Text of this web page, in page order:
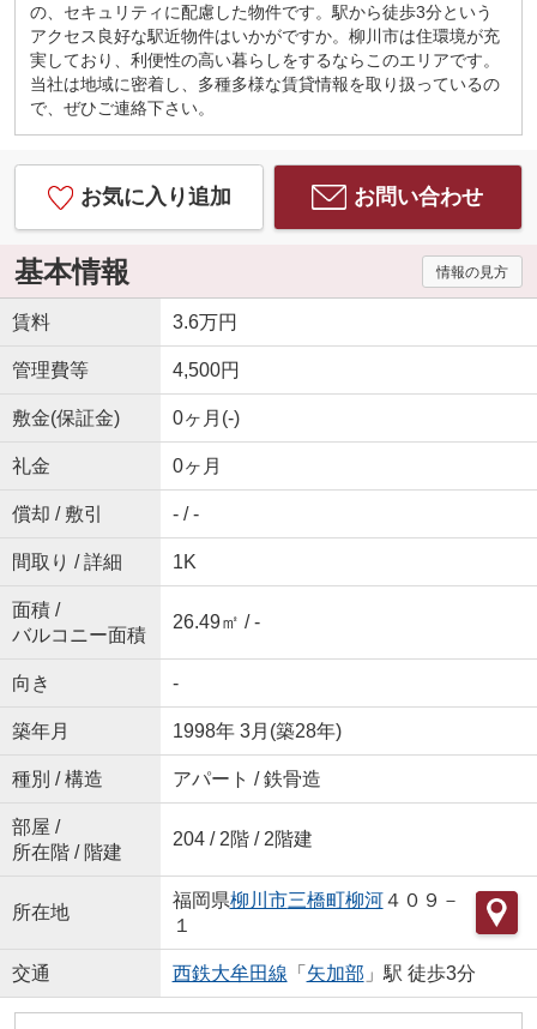
の、セキュリティに配慮した物件です。駅から徒歩3分という
アクセス良好な駅近物件はいかがですか。柳川市は住環境が充
実しており、利便性の高い暮らしをするならこのエリアです。
当社は地域に密着し、多種多様な賃貸情報を取り扱っているの
で、ぜひご連絡下さい。
お気に入り追加 お問い合わせ
基本情報 情報の見方
賃料 3.6万円
管理費等 4,500円
敷金(保証金) 0ヶ月(-)
礼金 0ヶ月
償却 / 敷引 - / -
間取り / 詳細 1K
面積 /
バルコニー面積
26.49㎡ / -
向き -
築年月 1998年 3月(築28年)
種別 / 構造 アパート / 鉄骨造
部屋 /
所在階 / 階建
204 / 2階 / 2階建
所在地
福岡県柳川市三橋町柳河４０９－
１
交通 西鉄大牟田線 「 矢加部 」駅 徒歩3分